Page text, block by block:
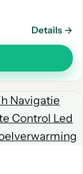
Details →